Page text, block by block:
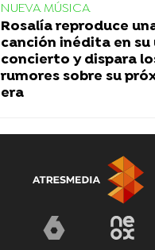
NUEVA MÚSICA
Rosalía reproduce
canción inédita en
concierto y dispara
rumores sobre su
era